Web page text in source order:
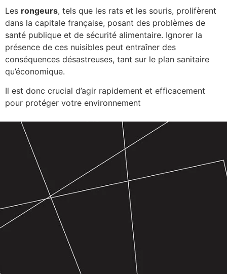
Les rongeurs, tels que les rats et les souris, prolifèrent
dans la capitale française, posant des problèmes de
santé publique et de sécurité alimentaire. Ignorer la
présence de ces nuisibles peut entraîner des
conséquences désastreuses, tant sur le plan sanitaire
qu’économique.
Il est donc crucial d’agir rapidement et efficacement
pour protéger votre environnement